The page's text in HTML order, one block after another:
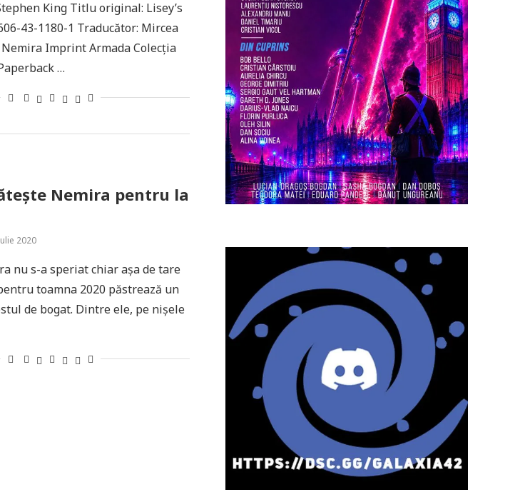
King Titlu original: Lisey’s
43-1180-1 Traducător: Mircea
Imprint Armada Colecția
…
Nemira pentru la
2020
nu s-a speriat chiar așa de tare
toamna 2020 păstrează un
de bogat. Dintre ele, pe nișele